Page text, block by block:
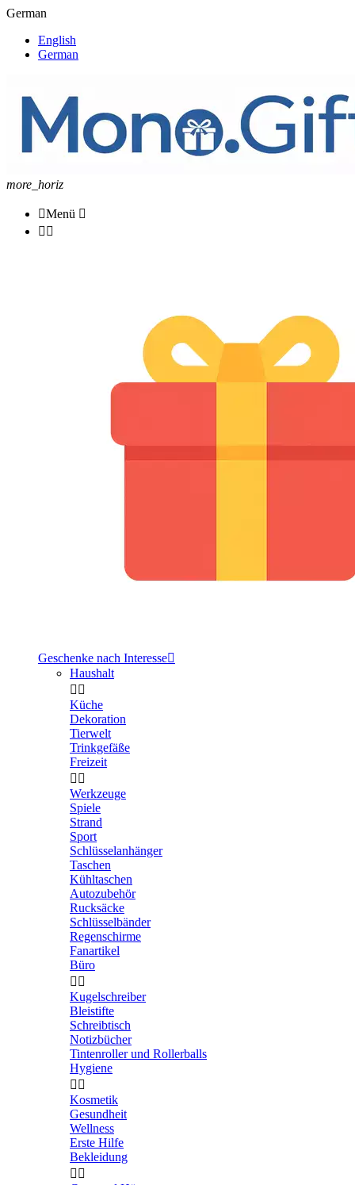
German
English
German
more_horiz
Menü 
 
Geschenke nach Interesse
Haushalt
 
Küche
Dekoration
Tierwelt
Trinkgefäße
Freizeit
 
Werkzeuge
Spiele
Strand
Sport
Schlüsselanhänger
Taschen
Kühltaschen
Autozubehör
Rucksäcke
Schlüsselbänder
Regenschirme
Fanartikel
Büro
 
Kugelschreiber
Bleistifte
Schreibtisch
Notizbücher
Tintenroller und Rollerballs
Hygiene
 
Kosmetik
Gesundheit
Wellness
Erste Hilfe
Bekleidung
 